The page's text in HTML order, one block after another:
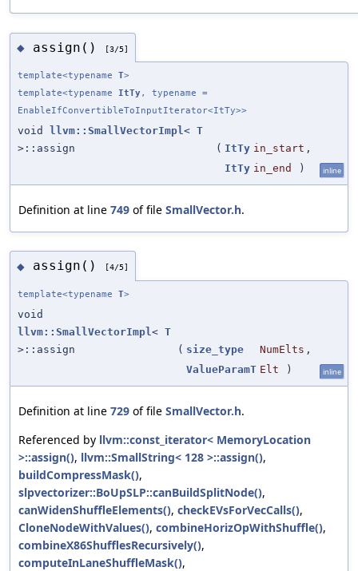
◆ assign() [3/5]
template<typename T>
template<typename ItTy , typename =
EnableIfConvertibleToInputIterator<ItTy>>
void llvm::SmallVectorImpl< T
>::assign
( ItTy in_start ,
ItTy in_end ) inline
Definition at line 749 of file SmallVector.h.
◆ assign() [4/5]
template<typename T>
void
llvm::SmallVectorImpl < T
>::assign
( size_type NumElts ,
ValueParamT Elt ) inline
Definition at line 729 of file SmallVector.h.
Referenced by llvm::const_iterator< MemoryLocation
>::assign(), llvm::SmallString< 128 >::assign(),
buildCompressMask(),
slpvectorizer::BoUpSLP::canBuildSplitNode(),
canWidenShuffleElements(), checkEVsForVecCalls(),
CloneNodeWithValues(), combineHorizOpWithShuffle(),
combineX86ShufflesRecursively(),
computeInLaneShuffleMask(),